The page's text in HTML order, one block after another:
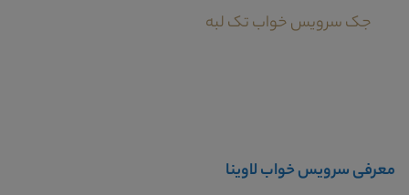
جک سرویس خواب تک لبه
معرفی سرویس خواب لاوینا